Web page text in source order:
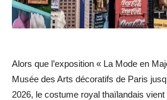
Alors que l’exposition « La Mode en
Musée des Arts décoratifs de Paris
2026, le costume royal thaïlandais